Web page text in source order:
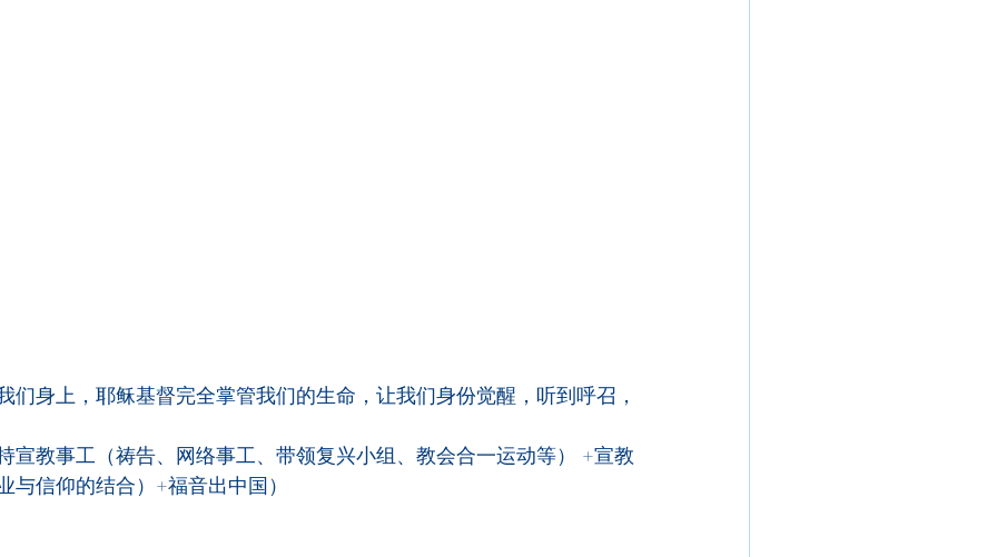
们身上，耶稣基督完全掌管我们的生命，让我们身份觉醒，听到呼召，
宣教事工（祷告、网络事工、带领复兴小组、教会合一运动等） +宣教
与信仰的结合）+福音出中国）